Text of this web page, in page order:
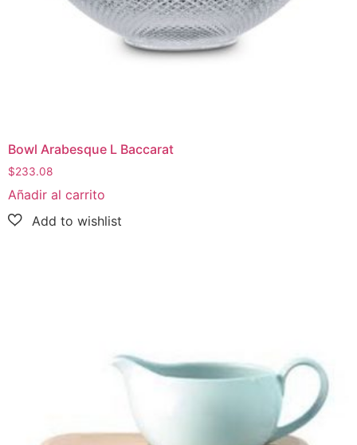
Bowl Arabesque L Baccarat
$233.08
Añadir al carrito